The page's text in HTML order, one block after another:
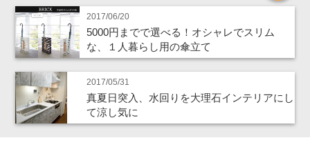
2017/06/20
5000円までで選べる！オシャレでスリム
な、１人暮らし用の傘立て
2017/05/31
真夏日突入、水回りを大理石インテリアにし
て涼し気に